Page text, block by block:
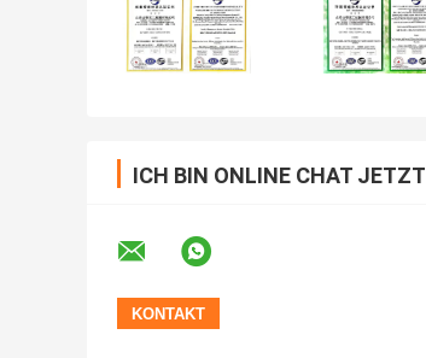
ICH BIN ONLINE CHAT JETZT